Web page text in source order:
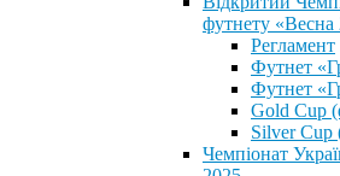
футнету «Весна
Регламент
Футнет
Футнет
Gold Cup
Silver Cup
Чемпіонат